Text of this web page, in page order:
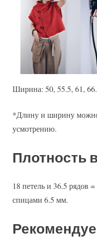
Ширина: 50, 55.5, 61,
*Длину и ширину
усмотрению.
Плотность
18 петель и 36.5 рядов
спицами 6.5 мм.